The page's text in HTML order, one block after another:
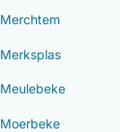
Merchtem
Merksplas
Meulebeke
Moerbeke